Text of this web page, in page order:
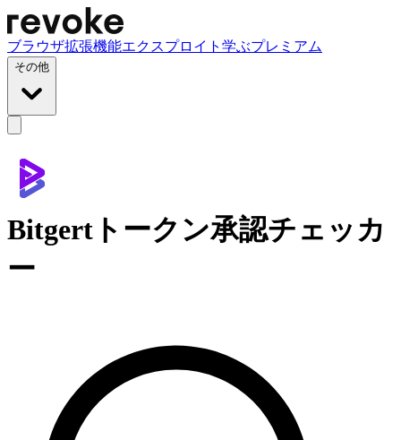
ブラウザ拡張機能エクスプロイト 学ぶプレミアム
その他
Bitgertトークン承認チェッカ
ー